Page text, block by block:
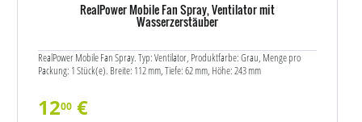
RealPower Mobile Fan Spray, Ventilator mit
Wasserzerstäuber
RealPower Mobile Fan Spray. Typ: Ventilator, Produktfarbe: Grau, Menge pro
Packung: 1 Stück(e). Breite: 112 mm, Tiefe: 62 mm, Höhe: 243 mm
1200 €